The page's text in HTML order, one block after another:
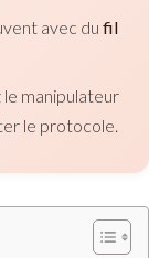
avec du fil
le manipulateur
le protocole.